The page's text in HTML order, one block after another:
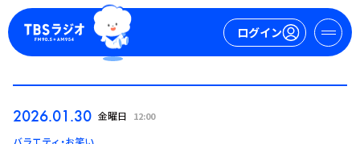
ログイン
ログイン
2026.01.30 金曜日 12:00
バラエティ・お笑い